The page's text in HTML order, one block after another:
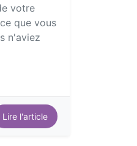
votre
que vous
n'aviez
Lire l'article